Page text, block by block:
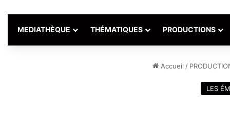
MEDIATHÈQUE THÉMATIQUES PRODUCTIONS
Accueil /
LES